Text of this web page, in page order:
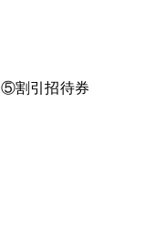
⑤割引招待券